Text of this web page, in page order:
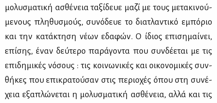
μο­λυ­σμα­τι­κή ασθέ­νεια τα­ξί­δευε μα­ζί με τους με­τα­κι­νού­
με­νους πλη­θυ­σμούς, συ­νό­δευε το δια­τλα­ντι­κό εμπό­ριο
και την κα­τά­κτη­ση νέ­ων εδα­φών. Ο ίδιος επι­ση­μαί­νει,
επί­σης, έναν δεύ­τε­ρο πα­ρά­γο­ντα που συν­δέ­ε­ται με τις
επι­δη­μι­κές νό­σους : τις κοι­νω­νι­κές και οι­κο­νο­μι­κές συν­
θή­κες που επι­κρα­τού­σαν στις πε­ριο­χές όπου στη συ­νέ­
χεια εξα­πλώ­νε­ται η μο­λυ­σμα­τι­κή ασθέ­νεια, αλ­λά και τις